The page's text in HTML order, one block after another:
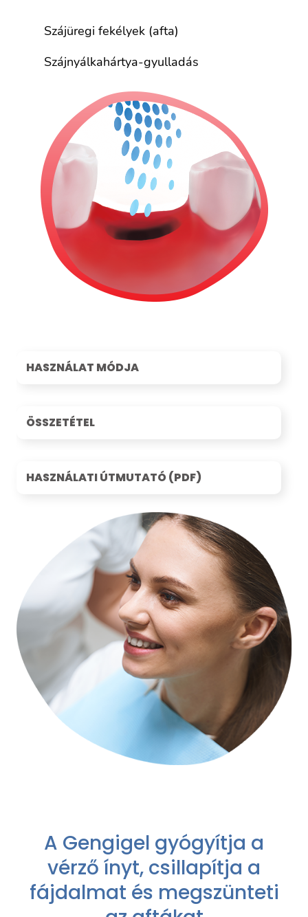
Szájüregi fekélyek (afta)
Szájnyálkahártya-gyulladás
HASZNÁLAT MÓDJA
ÖSSZETÉTEL
HASZNÁLATI ÚTMUTATÓ (PDF)
A Gengigel gyógyítja a
vérző ínyt, csillapítja a
fájdalmat és megszünteti